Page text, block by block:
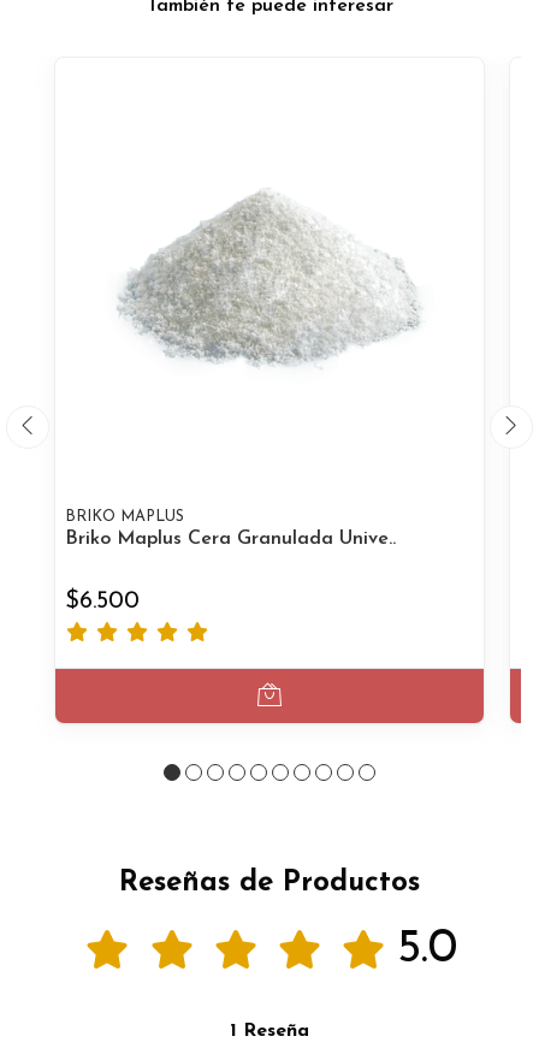
También te puede interesar
BRIKO MAPLUS
Briko Maplus Cera Granulada Unive..
$6.500
Reseñas de Productos
5.0
1 Reseña